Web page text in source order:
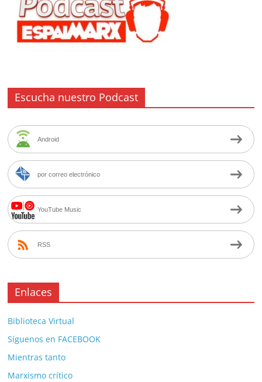
Escucha nuestro Podcast
Android
por correo electrónico
YouTube Music
RSS
Enlaces
Biblioteca Virtual
Síguenos en FACEBOOK
Mientras tanto
Marxismo crítico